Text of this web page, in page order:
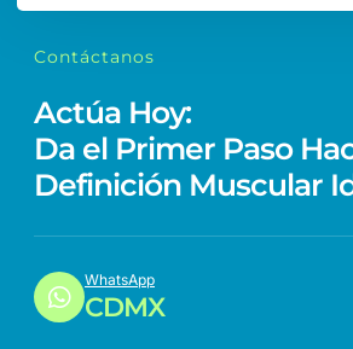
Contáctanos
Actúa Hoy:
Da el Primer Paso
Definición Muscular
WhatsApp
CDMX